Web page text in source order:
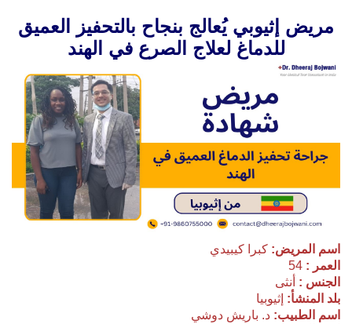
مريض إثيوبي يُعالج بنجاح بالتحفيز العميق
للدماغ لعلاج الصرع في الهند
اسم المريض: كبرا كيبيدي
العمر : 54
الجنس : أنثى
بلد المنشأ: إثيوبيا
اسم الطبيب: د. باريش دوشي